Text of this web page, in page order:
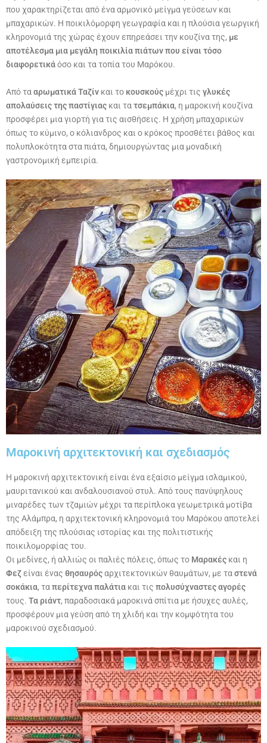
που χαρακτηρίζεται από ένα αρμονικό μείγμα γεύσεων και
μπαχαρικών. Η ποικιλόμορφη γεωγραφία και η πλούσια γεωργική
κληρονομιά της χώρας έχουν επηρεάσει την κουζίνα της, με
αποτέλεσμα μια μεγάλη ποικιλία πιάτων που είναι τόσο
διαφορετικάόσο και τα τοπία του Μαρόκου.
Από τααρωματικά Ταζίν και το κουσκούς μέχρι τις γλυκές
απολαύσεις της παστίγιας και τατσεμπάκια, η μαροκινή κουζίνα
προσφέρει μια γιορτή για τις αισθήσεις. Η χρήση μπαχαρικών
όπως το κύμινο, ο κόλιανδρος και ο κρόκος προσθέτει βάθος και
πολυπλοκότητα στα πιάτα, δημιουργώντας μια μοναδική
γαστρονομική εμπειρία.
Μαροκινή αρχιτεκτονική και σχεδιασμός
Η μαροκινή αρχιτεκτονική είναι ένα εξαίσιο μείγμα ισλαμικού,
μαυριτανικού και ανδαλουσιανού στυλ. Από τους πανύψηλους
μιναρέδες των τζαμιών μέχρι τα περίπλοκα γεωμετρικά μοτίβα
της Αλάμπρα, η αρχιτεκτονική κληρονομιά του Μαρόκου αποτελεί
απόδειξη της πλούσιας ιστορίας και της πολιτιστικής
ποικιλομορφίας του.
Οι μεδίνες, ή αλλιώς οι παλιές πόλεις, όπως το Μαρακές και η
Φεζείναι ένας θησαυρόςαρχιτεκτονικών θαυμάτων, με ταστενά
σοκάκια, ταπερίτεχνα παλάτια και τις πολυσύχναστες αγορές
τους. Τα ριάντ, παραδοσιακά μαροκινά σπίτια με ήσυχες αυλές,
προσφέρουν μια γεύση από τη χλιδή και την κομψότητα του
μαροκινού σχεδιασμού.